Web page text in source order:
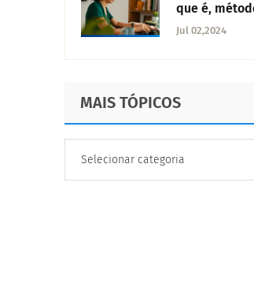
que é,
exemplos
Jul 02,2024
MAIS TÓPICOS
TÓPICOS